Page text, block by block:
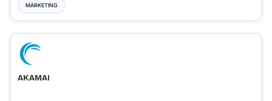
MARKETING
AKAMAI